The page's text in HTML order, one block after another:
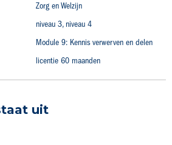
Zorg en Welzijn
niveau 3, niveau 4
Module 9: Kennis verwerven en delen
licentie 60 maanden
uit